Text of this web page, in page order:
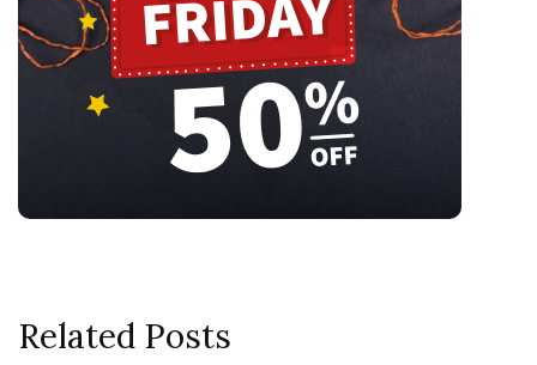
Related Posts